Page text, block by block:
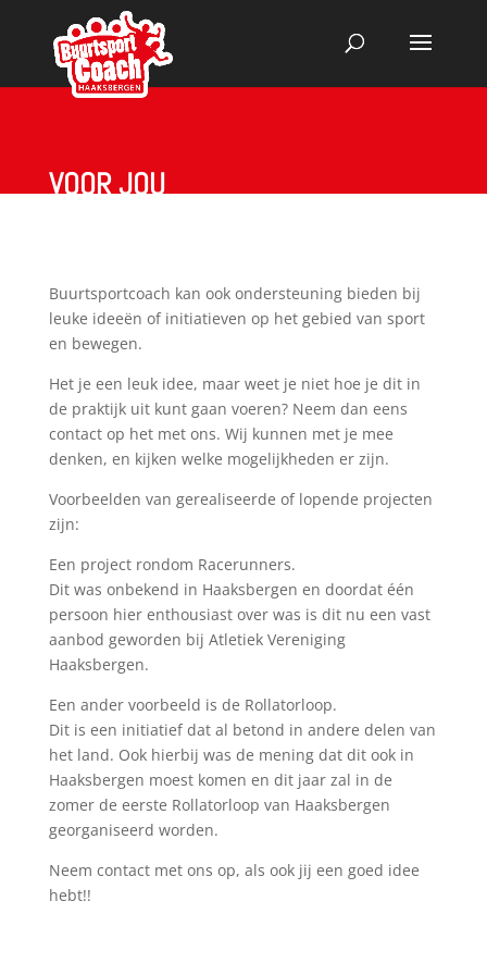
VOOR JOU
Buurtsportcoach kan ook ondersteuning bieden bij
leuke ideeën of initiatieven op het gebied van sport
en bewegen.
Het je een leuk idee, maar weet je niet hoe je dit in
de praktijk uit kunt gaan voeren? Neem dan eens
contact op het met ons. Wij kunnen met je mee
denken, en kijken welke mogelijkheden er zijn.
Voorbeelden van gerealiseerde of lopende projecten
zijn:
Een project rondom Racerunners.
Dit was onbekend in Haaksbergen en doordat één
persoon hier enthousiast over was is dit nu een vast
aanbod geworden bij Atletiek Vereniging
Haaksbergen.
Een ander voorbeeld is de Rollatorloop.
Dit is een initiatief dat al betond in andere delen van
het land. Ook hierbij was de mening dat dit ook in
Haaksbergen moest komen en dit jaar zal in de
zomer de eerste Rollatorloop van Haaksbergen
georganiseerd worden.
Neem contact met ons op, als ook jij een goed idee
hebt!!